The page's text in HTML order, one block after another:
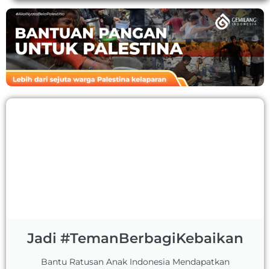
Jadi #TemanBerbagiKebaikan
Bantu Ratusan Anak Indonesia Mendapatkan